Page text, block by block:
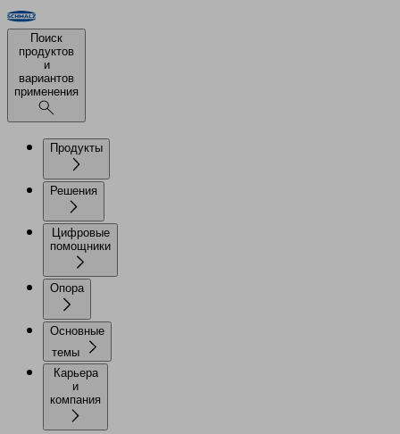
Поиск
продуктов
и
вариантов
применения
Продукты
Решения
Цифровые
помощники
Опора
Основные
темы
Карьера
и
компания